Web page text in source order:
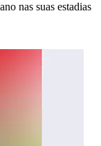
nas suas estadias